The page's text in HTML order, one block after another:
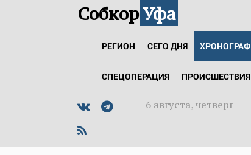
СобкорУфа
РЕГИОН СЕГО ДНЯ ХРОНОГРАФ
СПЕЦОПЕРАЦИЯ ПРОИСШЕСТВИЯ
6 августа, четверг